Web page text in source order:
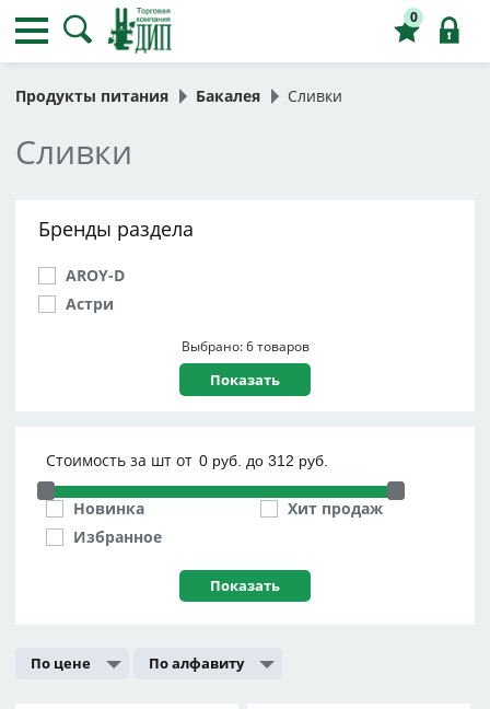
0
Продукты питания Бакалея Сливки
Сливки
Бренды раздела
AROY-D
Астри
Выбрано: 6 товаров
Стоимость за шт от
Новинка
Избранное
Хит продаж
По цене По алфавиту